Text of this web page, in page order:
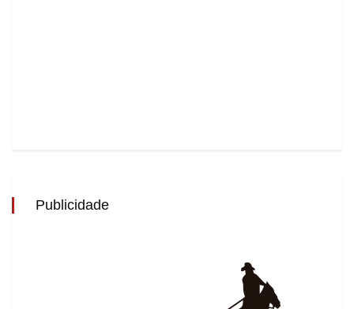
Publicidade